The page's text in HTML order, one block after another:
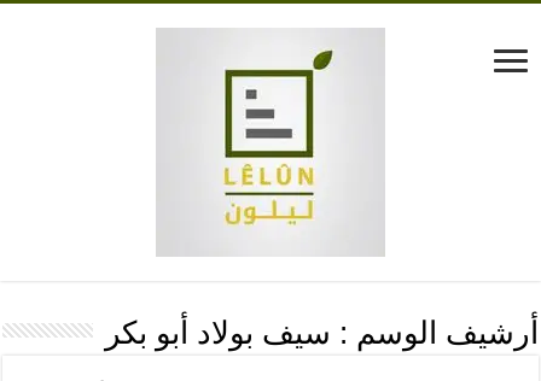
أرشيف الوسم : سيف بولاد أبو بكر